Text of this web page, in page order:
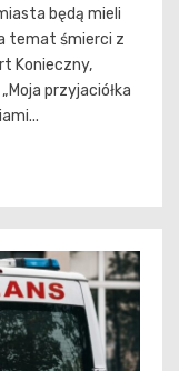
będą mieli
temat śmierci z
Konieczny,
przyjaciółka